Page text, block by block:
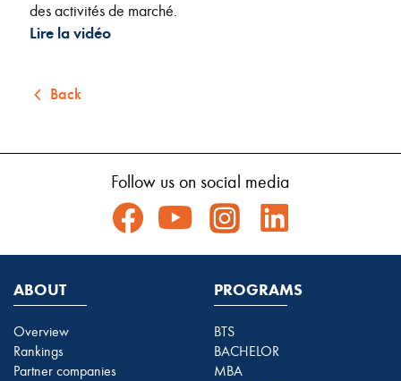
des activités de marché.
Lire la vidéo
Back
Follow us on social media
ABOUT
Overview
Rankings
Partner companies
PROGRAMS
BTS
BACHELOR
MBA